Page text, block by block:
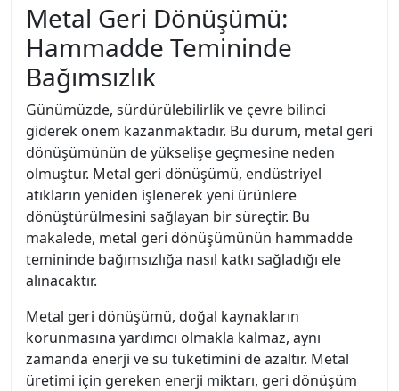
Metal Geri Dönüşümü:
Hammadde Temininde
Bağımsızlık
Günümüzde, sürdürülebilirlik ve çevre bilinci
giderek önem kazanmaktadır. Bu durum, metal geri
dönüşümünün de yükselişe geçmesine neden
olmuştur. Metal geri dönüşümü, endüstriyel
atıkların yeniden işlenerek yeni ürünlere
dönüştürülmesini sağlayan bir süreçtir. Bu
makalede, metal geri dönüşümünün hammadde
temininde bağımsızlığa nasıl katkı sağladığı ele
alınacaktır.
Metal geri dönüşümü, doğal kaynakların
korunmasına yardımcı olmakla kalmaz, aynı
zamanda enerji ve su tüketimini de azaltır. Metal
üretimi için gereken enerji miktarı, geri dönüşüm